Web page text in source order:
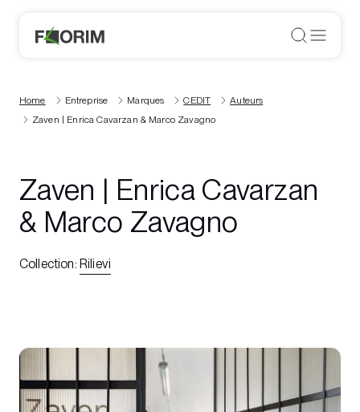
Home Entreprise Marques CEDIT
Auteurs
Zaven | Enrica Cavarzan & Marco Zavagno
Zaven | Enrica Cavarzan
& Marco Zavagno
Collection: Rilievi